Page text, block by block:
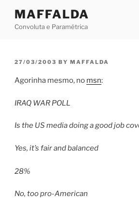
content
MAFFALDA
Convoluta e Paramétrica
POSTED
27/03/2003 BY MAFFALDA
Agorinha mesmo, no msn:
IRAQ WAR POLL
Is the US media doing a good job
Yes, it’s fair and balanced
28%
No, too pro-American